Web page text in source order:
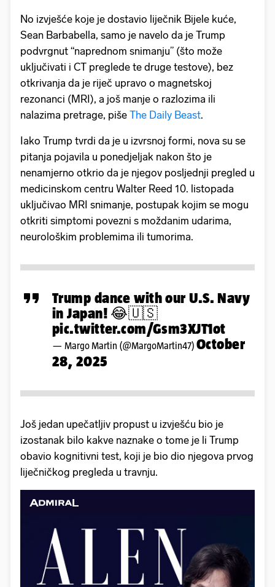
No izvješće koje je dostavio liječnik Bijele kuće,
Sean Barbabella, samo je navelo da je Trump
podvrgnut “naprednom snimanju” (što može
uključivati i CT preglede te druge testove), bez
otkrivanja da je riječ upravo o magnetskoj
rezonanci (MRI), a još manje o razlozima ili
nalazima pretrage, piše The Daily Beast.
Iako Trump tvrdi da je u izvrsnoj formi, nova su se
pitanja pojavila u ponedjeljak nakon što je
nenamjerno otkrio da je njegov posljednji pregled u
medicinskom centru Walter Reed 10. listopada
uključivao MRI snimanje, postupak kojim se mogu
otkriti simptomi povezni s moždanim udarima,
neurološkim problemima ili tumorima.
Trump dance with our U.S. Navy
in Japan! 😂🇺🇸
pic.twitter.com/Gsm3XJT1ot
— Margo Martin (@MargoMartin47) October
28, 2025
Još jedan upečatljiv propust u izvješću bio je
izostanak bilo kakve naznake o tome je li Trump
obavio kognitivni test, koji je bio dio njegova prvog
liječničkog pregleda u travnju.